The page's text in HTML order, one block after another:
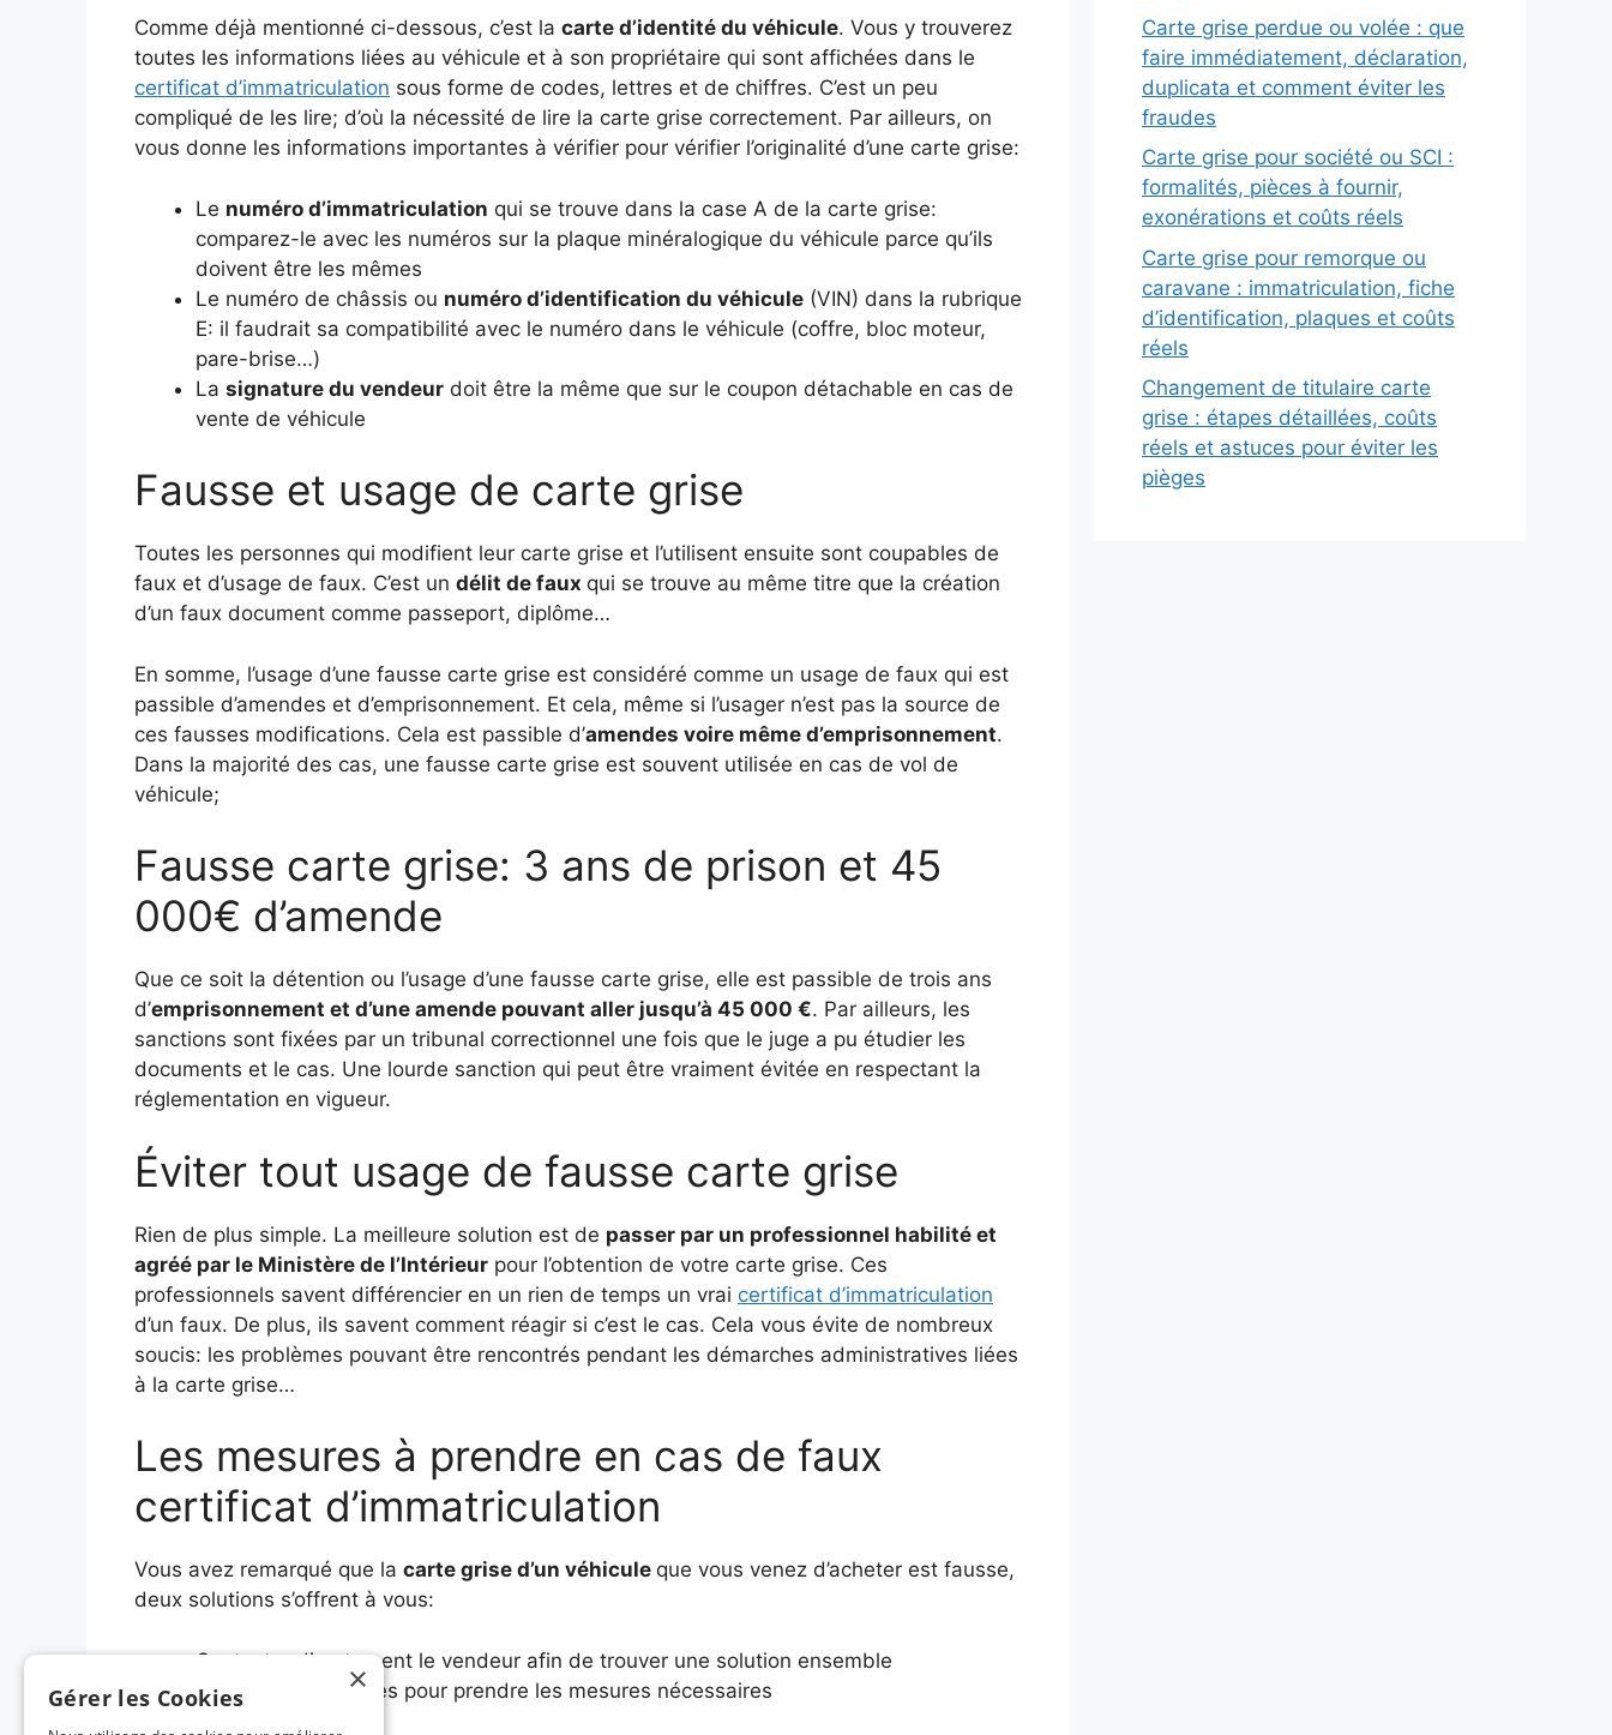
Comme déjà mentionné ci-dessous, c’est la carte d’identité du véhicule. Vous y trouverez
toutes les informations liées au véhicule et à son propriétaire qui sont affichées dans le
certificat d’immatriculation sous forme de codes, lettres et de chiffres. C’est un peu
compliqué de les lire; d’où la nécessité de lire la carte grise correctement. Par ailleurs, on
vous donne les informations importantes à vérifier pour vérifier l’originalité d’une carte grise:
Le numéro d’immatriculation qui se trouve dans la case A de la carte grise:
comparez-le avec les numéros sur la plaque minéralogique du véhicule parce qu’ils
doivent être les mêmes
Le numéro de châssis ou numéro d’identification du véhicule (VIN) dans la rubrique
E: il faudrait sa compatibilité avec le numéro dans le véhicule (coffre, bloc moteur,
pare-brise…)
La signature du vendeur doit être la même que sur le coupon détachable en cas de
vente de véhicule
Fausse et usage de carte grise
Toutes les personnes qui modifient leur carte grise et l’utilisent ensuite sont coupables de
faux et d’usage de faux. C’est un délit de faux qui se trouve au même titre que la création
d’un faux document comme passeport, diplôme…
En somme, l’usage d’une fausse carte grise est considéré comme un usage de faux qui est
passible d’amendes et d’emprisonnement. Et cela, même si l’usager n’est pas la source de
ces fausses modifications. Cela est passible d’amendes voire même d’emprisonnement.
Dans la majorité des cas, une fausse carte grise est souvent utilisée en cas de vol de
véhicule;
Fausse carte grise: 3 ans de prison et 45
000€ d’amende
Que ce soit la détention ou l’usage d’une fausse carte grise, elle est passible de trois ans
d’emprisonnement et d’une amende pouvant aller jusqu’à 45 000 €. Par ailleurs, les
sanctions sont fixées par un tribunal correctionnel une fois que le juge a pu étudier les
documents et le cas. Une lourde sanction qui peut être vraiment évitée en respectant la
réglementation en vigueur.
Éviter tout usage de fausse carte grise
Rien de plus simple. La meilleure solution est de passer par un professionnel habilité et
agréé par le Ministère de l’Intérieur pour l’obtention de votre carte grise. Ces
professionnels savent différencier en un rien de temps un vrai certificat d’immatriculation
d’un faux. De plus, ils savent comment réagir si c’est le cas. Cela vous évite de nombreux
soucis: les problèmes pouvant être rencontrés pendant les démarches administratives liées
à la carte grise…
Les mesures à prendre en cas de faux
certificat d’immatriculation
Vous avez remarqué que la carte grise d’un véhicule que vous venez d’acheter est fausse,
deux solutions s’offrent à vous:
Contacter directement le vendeur afin de trouver une solution ensemble
Signaler les autorités pour prendre les mesures nécessaires
Carte grise perdue ou volée : que
faire immédiatement, déclaration,
duplicata et comment éviter les
fraudes
Carte grise pour société ou SCI :
formalités, pièces à fournir,
exonérations et coûts réels
Carte grise pour remorque ou
caravane : immatriculation, fiche
d’identification, plaques et coûts
réels
Changement de titulaire carte
grise : étapes détaillées, coûts
réels et astuces pour éviter les
pièges
×
Gérer les Cookies